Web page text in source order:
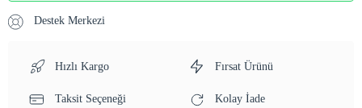
Destek Merkezi
Hızlı Kargo Fırsat Ürünü
Taksit Seçeneği Kolay İade